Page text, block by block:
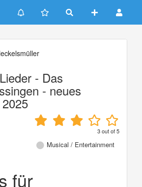
- Das
- neues
3out of5
Musical / Entertainment
für